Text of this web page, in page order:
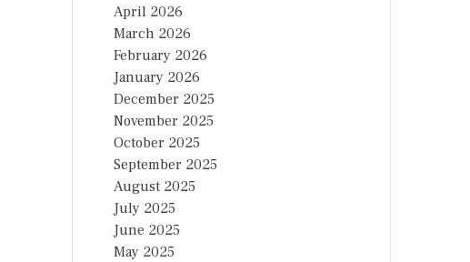
April 2026
March 2026
February 2026
January 2026
December 2025
November 2025
October 2025
September 2025
August 2025
July 2025
June 2025
May 2025